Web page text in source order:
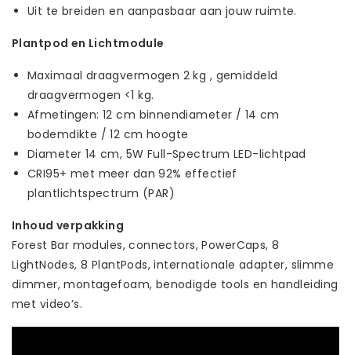
Uit te breiden en aanpasbaar aan jouw ruimte.
Plantpod en Lichtmodule
Maximaal draagvermogen 2 kg , gemiddeld
draagvermogen <1 kg.
Afmetingen: 12 cm binnendiameter / 14 cm
bodemdikte / 12 cm hoogte
Diameter 14 cm, 5W Full-Spectrum LED-lichtpad
CRI95+ met meer dan 92% effectief
plantlichtspectrum (PAR)
Inhoud verpakking
Forest Bar modules, connectors, PowerCaps, 8
LightNodes, 8 PlantPods, internationale adapter, slimme
dimmer, montagefoam, benodigde tools en handleiding
met video’s.